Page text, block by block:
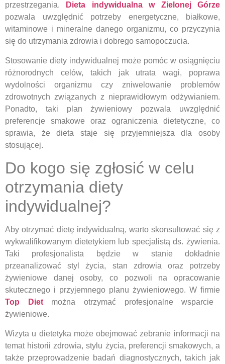
przestrzegania.
Dieta indywidualna w Zielonej Górze
pozwala uwzględnić potrzeby energetyczne, białkowe,
witaminowe i mineralne danego organizmu, co przyczynia
się do utrzymania zdrowia i dobrego samopoczucia.
Stosowanie diety indywidualnej może pomóc w osiągnięciu
różnorodnych celów, takich jak utrata wagi, poprawa
wydolności organizmu czy zniwelowanie problemów
zdrowotnych związanych z nieprawidłowym odżywianiem.
Ponadto, taki plan żywieniowy pozwala uwzględnić
preferencje smakowe oraz ograniczenia dietetyczne, co
sprawia, że dieta staje się przyjemniejsza dla osoby
stosującej.
Do kogo się zgłosić w celu
otrzymania diety
indywidualnej?
Aby otrzymać dietę indywidualną, warto skonsultować się z
wykwalifikowanym dietetykiem lub specjalistą ds. żywienia.
Taki profesjonalista będzie w stanie dokładnie
przeanalizować styl życia, stan zdrowia oraz potrzeby
żywieniowe danej osoby, co pozwoli na opracowanie
skutecznego i przyjemnego planu żywieniowego. W firmie
Top Dietmożna otrzymać profesjonalne wsparcie
żywieniowe.
Wizyta u dietetyka może obejmować zebranie informacji na
temat historii zdrowia, stylu życia, preferencji smakowych, a
także przeprowadzenie badań diagnostycznych, takich jak